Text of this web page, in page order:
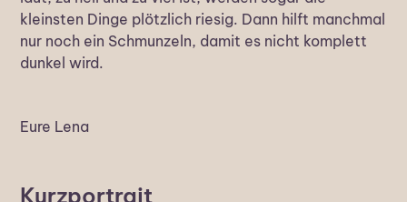
kleinsten Dinge plötzlich riesig. Dann hilft manchmal
nur noch ein Schmunzeln, damit es nicht komplett
dunkel wird.
Eure Lena
Kurzportrait